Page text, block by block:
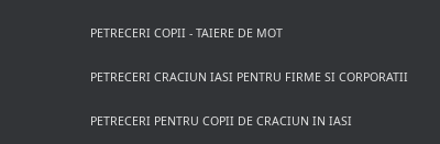
PETRECERI COPII - TAIERE DE MOT
PETRECERI CRACIUN IASI PENTRU FIRME SI CORPORATII
PETRECERI PENTRU COPII DE CRACIUN IN IASI